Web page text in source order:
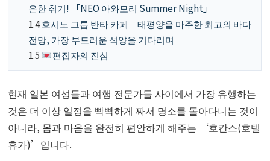
은한 취기! 「NEO 아와모리 Summer Night」
1.4호시노 그룹 반타 카페｜태평양을 마주한 최고의 바다
전망, 가장 부드러운 석양을 기다리며
1.5
편집자의 진심
현재 일본 여성들과 여행 전문가들 사이에서 가장 유행하는
것은 더 이상 일정을 빡빡하게 짜서 명소를 돌아다니는 것이
아니라, 몸과 마음을 완전히 편안하게 해주는 ‘호칸스(호텔
휴가)’입니다.